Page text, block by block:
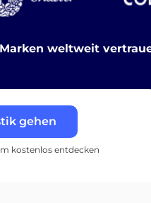
weltweit
gehen
kostenlos entdecken